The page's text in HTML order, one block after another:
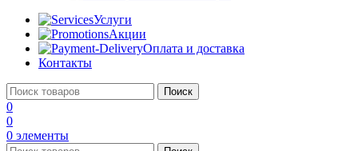
Услуги
Акции
Оплата и доставка
Контакты
Поиск
0
0
0 элементы